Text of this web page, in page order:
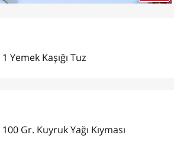
1 Yemek Kaşığı Tuz
100 Gr. Kuyruk Yağı Kıyması